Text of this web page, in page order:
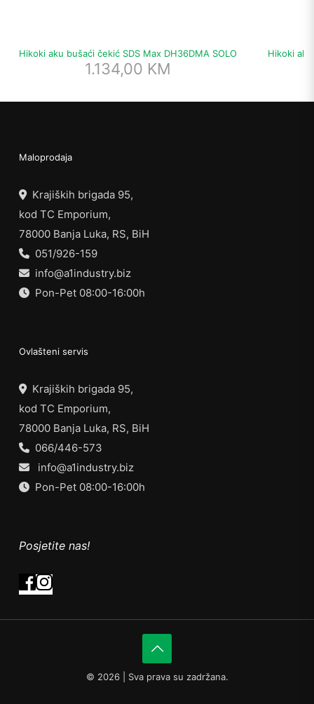
Hikoki aku bušaći čekić SDS Max DH36DMA SOLO
1.134,00 KM
Hikoki
Maloprodaja
Krajiških brigada 95,
kod TC Emporium,
78000 Banja Luka, RS, BiH
051/926-159
info@a1industry.biz
Pon-Pet 08:00-16:00h
Ovlašteni servis
Krajiških brigada 95,
kod TC Emporium,
78000 Banja Luka, RS, BiH
066/446-573
info@a1industry.biz
Pon-Pet 08:00-16:00h
Posjetite nas!
© 2026 | Sva prava su zadržana.